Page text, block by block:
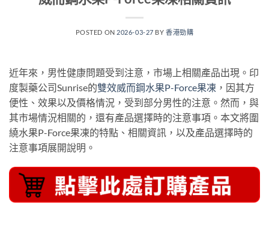
POSTED ON 2026-03-27 BY香港勁購
近年來，男性健康問題受到注意，市場上相關產品出現。印
度製藥公司Sunrise的雙效威而鋼水果P-Force果凍 ，因其方
便性、效果以及價格情況，受到部分男性的注意。然而，與
其市場情況相關的，還有產品選擇時的注意事項。本文將圍
繞水果P-Force果凍的特點、相關資訊，以及產品選擇時的
注意事項展開說明。